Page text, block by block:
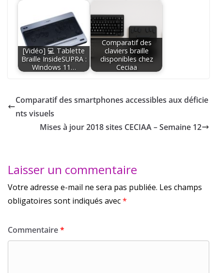
[Vidéo] 💻 Tablette
Braille InsideSUPRA :
Windows 11…
Comparatif des
claviers braille
disponibles chez
Ceciaa
Comparatif des smartphones accessibles aux déficie
nts visuels
Mises à jour 2018 sites CECIAA – Semaine 12
Laisser un commentaire
Votre adresse e-mail ne sera pas publiée. Les champs
obligatoires sont indiqués avec*
Commentaire*